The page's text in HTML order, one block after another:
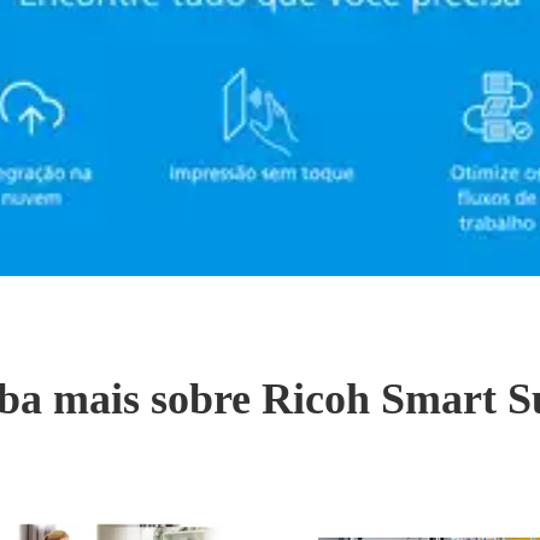
mais sobre Ricoh Smart